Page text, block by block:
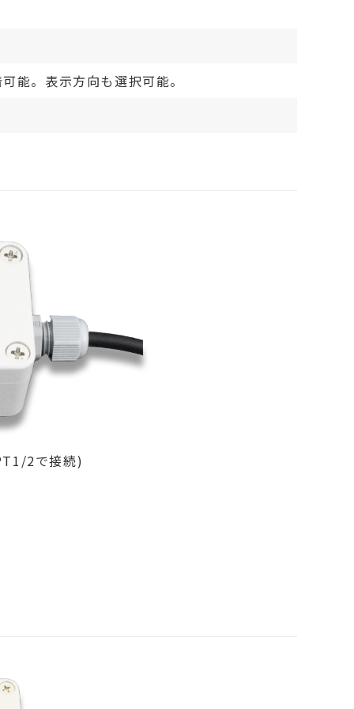
。表示方向も選択可能。
2で接続)